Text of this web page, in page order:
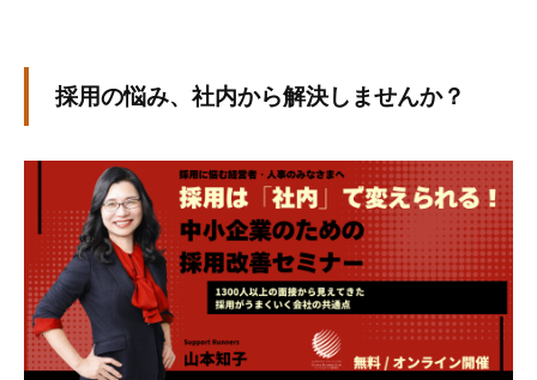
採用の悩み、社内から解決しませんか？